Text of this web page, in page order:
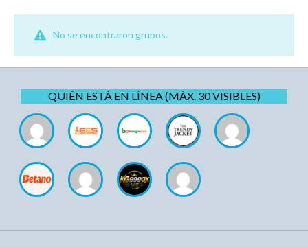
No se encontraron grupos.
QUIÉN ESTÁ EN LÍNEA (MÁX. 30 VISIBLES)